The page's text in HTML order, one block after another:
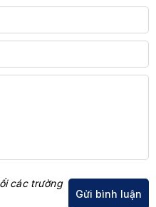
năng lâu dài.
các trường